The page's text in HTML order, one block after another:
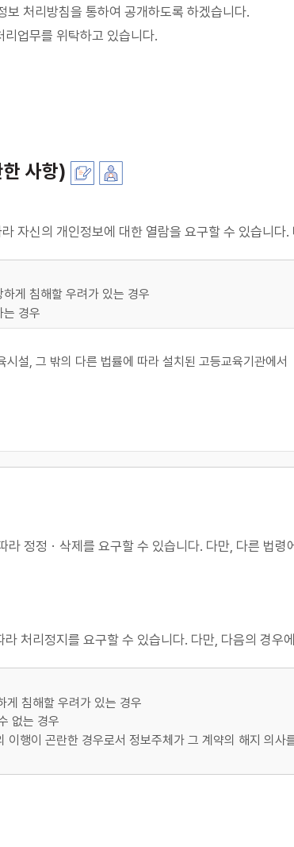
처리방침을 통하여 공개하도록 하겠습니다.
업무를 위탁하고 있습니다.
사항)
자신의 개인정보에 대한 열람을 요구할 수 있습니다.
게 침해할 우려가 있는 경우
는 경우
육시설, 그 밖의 다른 법률에 따라 설치된 고등교육기관에서
라 정정ㆍ삭제를 요구할 수 있습니다. 다만, 다른 법령
라 처리정지를 요구할 수 있습니다. 다만, 다음의 경우
게 침해할 우려가 있는 경우
없는 경우
행이 곤란한 경우로서 정보주체가 그 계약의 해지 의사